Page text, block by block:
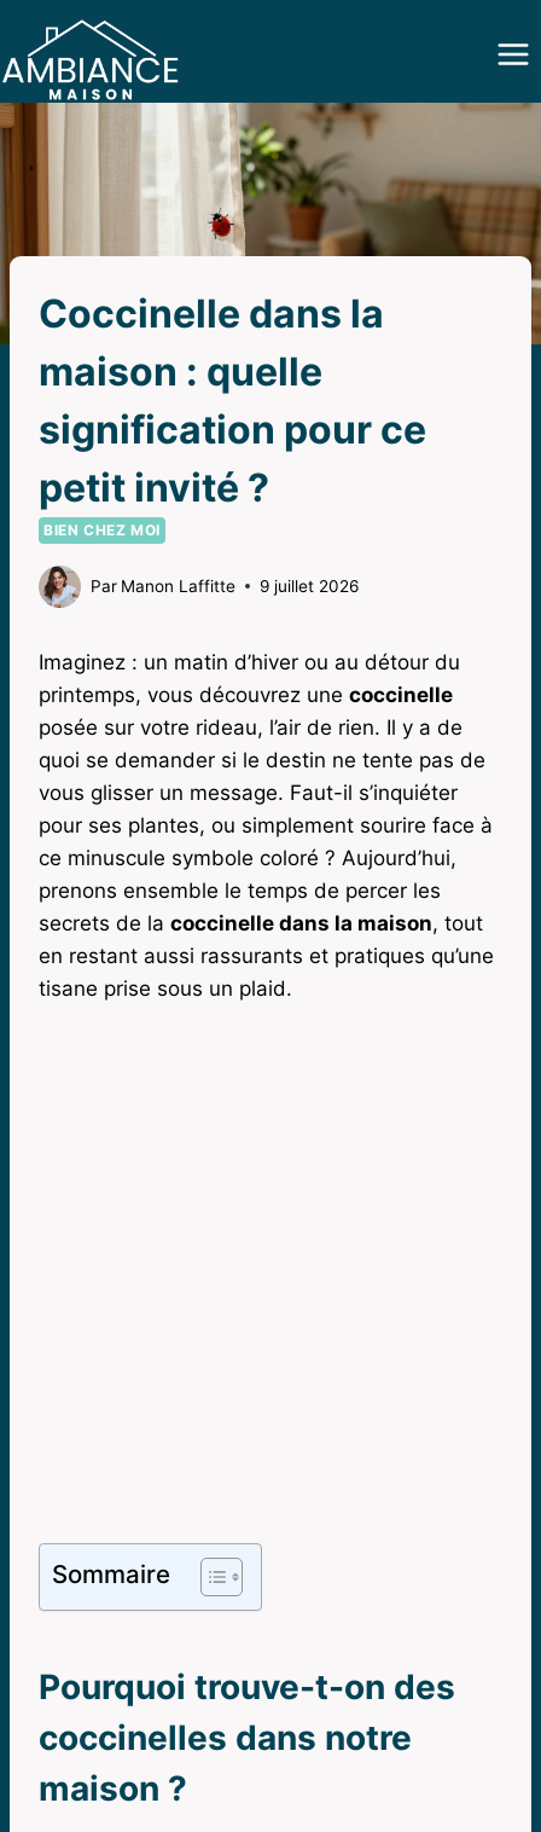
contenu
Coccinelle dans la
maison : quelle
signification pour ce
petit invité ?
BIEN CHEZ MOI
Par Manon Laffitte 9 juillet 2026
Imaginez : un matin d’hiver ou au détour du
printemps, vous découvrez une coccinelle
posée sur votre rideau, l’air de rien. Il y a de
quoi se demander si le destin ne tente pas de
vous glisser un message. Faut-il s’inquiéter
pour ses plantes, ou simplement sourire face à
ce minuscule symbole coloré ? Aujourd’hui,
prenons ensemble le temps de percer les
secrets de la coccinelle dans la maison, tout
en restant aussi rassurants et pratiques qu’une
tisane prise sous un plaid.
Sommaire
Pourquoi trouve-t-on des
coccinelles dans notre
maison ?